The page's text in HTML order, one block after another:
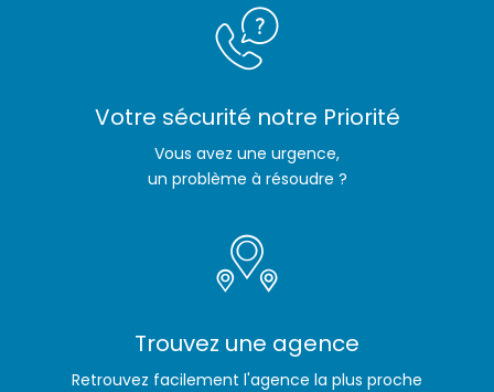
Votre sécurité notre Priorité
Vous avez une urgence,
un problème à résoudre ?
Trouvez une agence
Retrouvez facilement l'agence la plus proche